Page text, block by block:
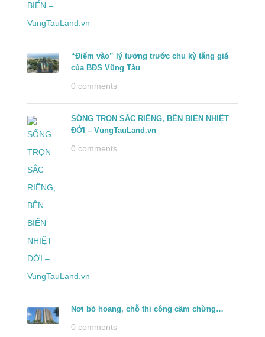
“Điểm vào” lý tưởng trước chu kỳ tăng giá
của BĐS Vũng Tàu
0 comments
SỐNG TRỌN SẮC RIÊNG, BÊN BIỂN NHIỆT
ĐỚI – VungTauLand.vn
0 comments
Nơi bỏ hoang, chỗ thi công cầm chừng…
0 comments